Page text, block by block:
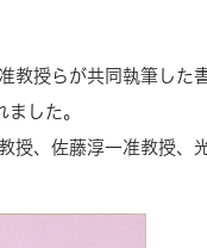
教授らが共同執筆し
した。
授、佐藤淳一准教授、